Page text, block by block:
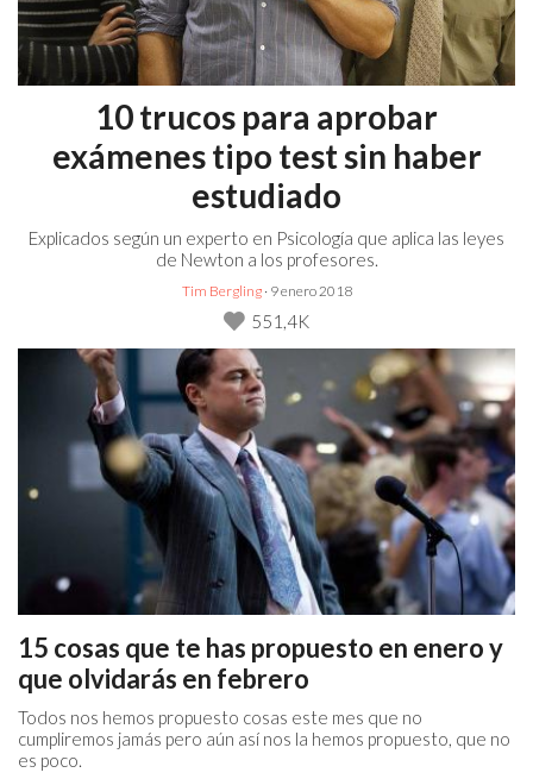
10 trucos para aprobar
exámenes tipo test sin haber
estudiado
Explicados según un experto en Psicología que aplica las leyes
de Newton a los profesores.
Tim Bergling· 9 enero 2018
551,4K
15 cosas que te has propuesto en enero y
que olvidarás en febrero
Todos nos hemos propuesto cosas este mes que no
cumpliremos jamás pero aún así nos la hemos propuesto, que no
es poco.